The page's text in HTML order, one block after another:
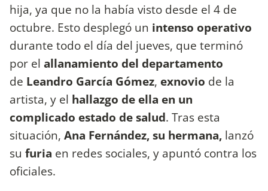
hija, ya que no la había visto desde el 4 de
octubre. Esto desplegó un intenso operativo
durante todo el día del jueves, que terminó
por el allanamiento del departamento
de Leandro García Gómez, exnovio de la
artista, y el hallazgo de ella en un
complicado estado de salud. Tras esta
situación, Ana Fernández, su hermana, lanzó
su furia en redes sociales, y apuntó contra los
oficiales.